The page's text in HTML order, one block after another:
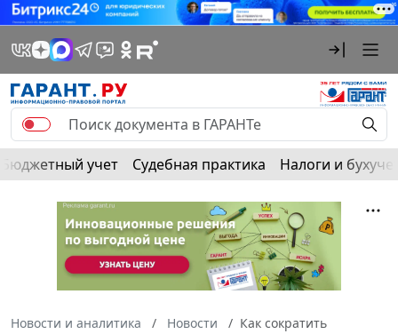
Бюджетный учет Судебная практика Налоги и
Новости и аналитика Новости
Как сократить